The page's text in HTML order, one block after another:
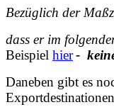
Bezüglich der
dass er im
Beispiel hier-
Daneben gibt es